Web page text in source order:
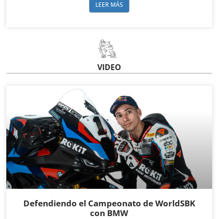
LEER MÁS
VIDEO
Defendiendo el Campeonato de WorldSBK
con BMW